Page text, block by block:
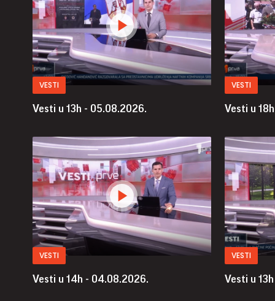
VESTI
Vesti u 13h - 05.08.2026.
VESTI
Vesti u
VESTI
Vesti u 14h - 04.08.2026.
VESTI
Vesti u